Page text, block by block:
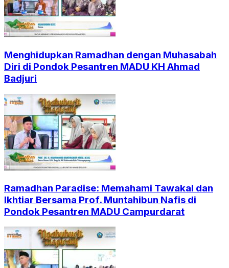
Menghidupkan Ramadhan dengan Muhasabah
Diri di Pondok Pesantren MADU KH Ahmad
Badjuri
Ramadhan Paradise: Memahami Tawakal dan
Ikhtiar Bersama Prof. Muntahibun Nafis di
Pondok Pesantren MADU Campurdarat